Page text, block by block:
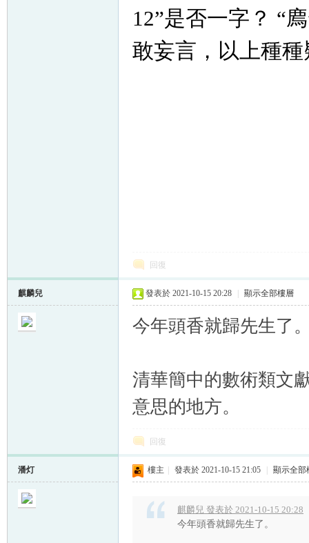
12”是否一字？ “
敢妄言，以上種
回復
麒麟兒 發表於 2021-10-15 20:28 顯示全部樓層
今年頭香就歸先生了
清華簡中的數術類文
意思的地方。
回復
潘灯 樓主 發表於 2021-10-15 21:05 顯示全部
麒麟兒 發表於 2021-10-15 20:28
今年頭香就歸先生了。